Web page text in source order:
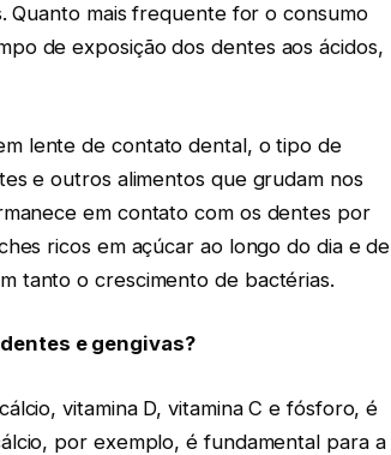
Quanto mais frequente for o consumo
de exposição dos dentes aos ácidos,
lente de contato dental, o tipo de
e outros alimentos que grudam nos
em contato com os dentes por
ricos em açúcar ao longo do dia e de
tanto o crescimento de bactérias.
e gengivas?
vitamina D, vitamina C e fósforo, é
por exemplo, é fundamental para a